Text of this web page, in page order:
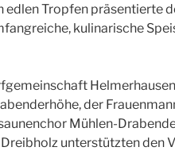
edlen Tropfen präsentierte
kulinarische
der
Mühlen-
unterstützten den